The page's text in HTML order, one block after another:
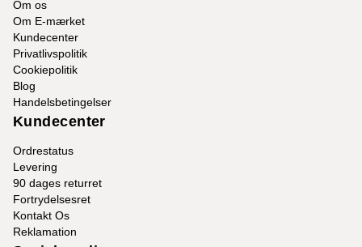
Om os
Om E-mærket
Kundecenter
Privatlivspolitik
Cookiepolitik
Blog
Handelsbetingelser
Kundecenter
Ordrestatus
Levering
90 dages returret
Fortrydelsesret
Kontakt Os
Reklamation